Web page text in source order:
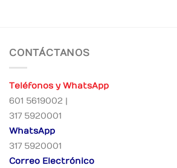
CONTÁCTANOS
Teléfonos y WhatsApp
601 5619002 |
317 5920001
WhatsApp
317 5920001
Correo Electrónico